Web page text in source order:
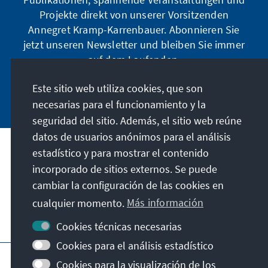
Projekte direkt von unserer Vorsitzenden
Annegret Kramp-Karrenbauer. Abonnieren Sie
jetzt unseren Newsletter und bleiben Sie immer
auf dem Laufenden.
Jetzt abonnieren
Nuestra misión
Contacto
Otras ofertas de la fundación
Pie de imprenta
Este sitio web utiliza cookies, que son
necesarias para el funcionamiento y la
seguridad del sitio. Además, el sitio web reúne
datos de usuarios anónimos para el análisis
estadístico y para mostrar el contenido
incorporado de sitios externos. Se puede
cambiar la configuración de las cookies en
cualquier momento. Más información
Cookies técnicas necesarias
Cookies para el análisis estadístico
Cookies para la visualización de los